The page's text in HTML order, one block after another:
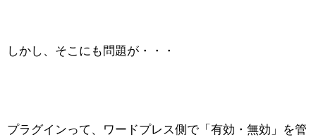
しかし、そこにも問題が・・・
プラグインって、ワードプレス側で「有効・無効」を管